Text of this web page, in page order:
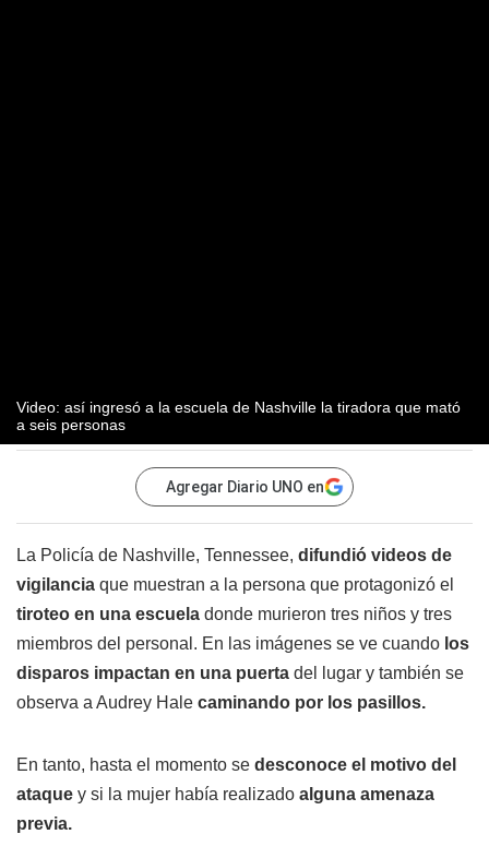
Video: así ingresó a la escuela de Nashville la tiradora que mató
a seis personas
Agregar Diario UNO en
La Policía de Nashville, Tennessee, difundió videos de
vigilancia que muestran a la persona que protagonizó el
tiroteo en una escuela donde murieron tres niños y tres
miembros del personal. En las imágenes se ve cuando los
disparos impactan en una puerta del lugar y también se
observa a Audrey Hale caminando por los pasillos.
En tanto, hasta el momento se desconoce el motivo del
ataque y si la mujer había realizado alguna amenaza
previa.